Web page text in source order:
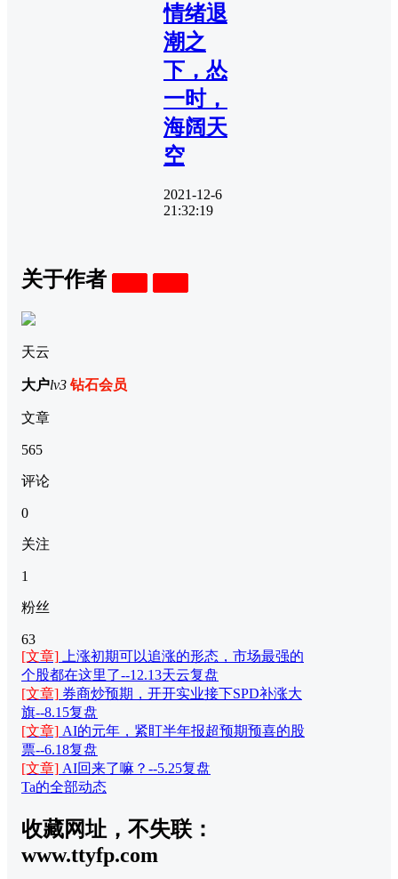
情绪退
潮之
下，怂
一时，
海阔天
空
2021-12-6
21:32:19
关于作者
天云
大户lv3 钻石会员
文章
565
评论
0
关注
1
粉丝
63
[文章] 上涨初期可以追涨的形态，市场最强的
个股都在这里了--12.13天云复盘
[文章] 券商炒预期，开开实业接下SPD补涨大
旗--8.15复盘
[文章] AI的元年，紧盯半年报超预期预喜的股
票--6.18复盘
[文章] AI回来了嘛？--5.25复盘
Ta的全部动态
收藏网址，不失联：
www.ttyfp.com